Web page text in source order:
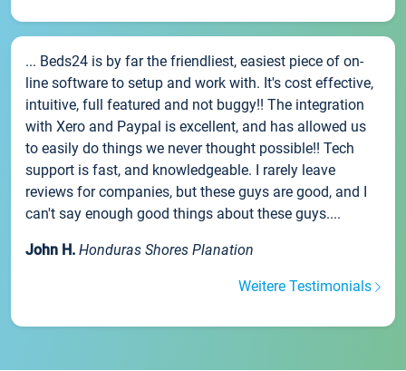
... Beds24 is by far the friendliest, easiest piece of on-
line software to setup and work with. It's cost effective,
intuitive, full featured and not buggy!! The integration
with Xero and Paypal is excellent, and has allowed us
to easily do things we never thought possible!! Tech
support is fast, and knowledgeable. I rarely leave
reviews for companies, but these guys are good, and I
can't say enough good things about these guys....
John H. Honduras Shores Planation
Weitere Testimonials